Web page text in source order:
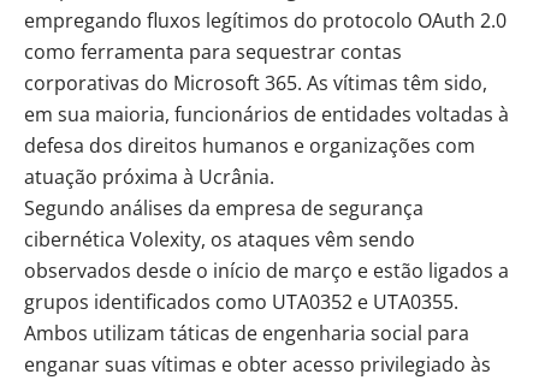
empregando fluxos legítimos do protocolo OAuth 2.0
como ferramenta para sequestrar contas
corporativas do Microsoft 365. As vítimas têm sido,
em sua maioria, funcionários de entidades voltadas à
defesa dos direitos humanos e organizações com
atuação próxima à Ucrânia.
Segundo análises da empresa de segurança
cibernética Volexity, os ataques vêm sendo
observados desde o início de março e estão ligados a
grupos identificados como UTA0352 e UTA0355.
Ambos utilizam táticas de engenharia social para
enganar suas vítimas e obter acesso privilegiado às